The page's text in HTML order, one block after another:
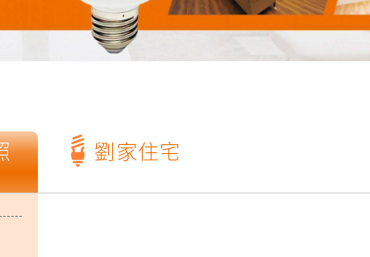
科技有限公司预计7月1日起办公室迁移至台中市南屯区
光源不闪烁、柔和不刺眼!才是打造明亮小窝的最佳关
劉家住宅